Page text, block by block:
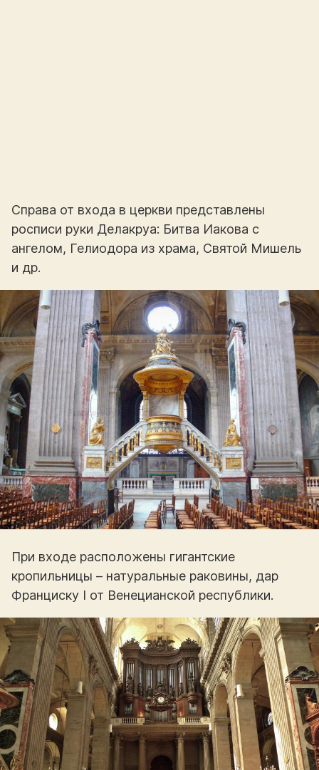
Справа от входа в церкви представлены
росписи руки Делакруа: Битва Иакова с
ангелом, Гелиодора из храма, Святой Мишель
и др.
При входе расположены гигантские
кропильницы – натуральные раковины, дар
Франциску I от Венецианской республики.